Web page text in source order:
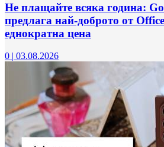
Не плащайте всяка година:
предлага най-доброто от
еднократна цена
0 | 03.08.2026